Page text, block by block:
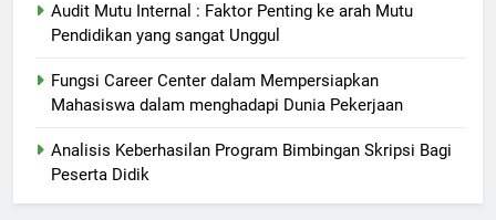
Audit Mutu Internal : Faktor Penting ke arah Mutu
Pendidikan yang sangat Unggul
Fungsi Career Center dalam Mempersiapkan
Mahasiswa dalam menghadapi Dunia Pekerjaan
Analisis Keberhasilan Program Bimbingan Skripsi Bagi
Peserta Didik